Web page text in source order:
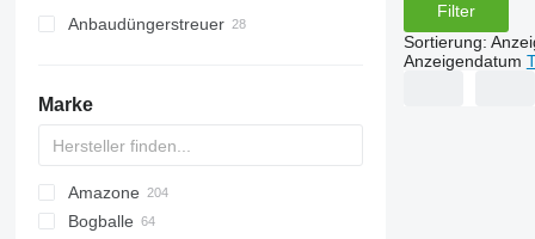
Anbaudüngerstreuer
Marke
Exacta
XPL
Amazone
D-series
HTS
ELYTE
Bogballe
Filter
Sortierung:
Anzeigendatum